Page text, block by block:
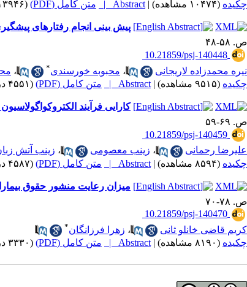
چکیده (۱۰۴۷۴ مشاهده) |
Abstract | متن کامل (PDF) (۱۳۹۴۶ دریافت)
پیش بینی انجام رفتارهای پیشگیری
ص. ۵۸-۴۸
‎ 10.21859/psj-140448
نیره محمدزاده لاریجانی
، محبوبه خورسندی* ،
چکیده (۹۵۱۵ مشاهده) |
Abstract | متن کامل (PDF) (۴۵۵۱ دریافت)
کارایی فرآیند
ص. ۶۹-۵۹
‎ 10.21859/psj-140459
علیرضا رحمانی
، زینب معصومی ، زینب آتش
چکیده (۸۵۹۴ مشاهده) |
Abstract | متن کامل (PDF) (۴۵۸۷ دریافت)
میزان رعایت منشور حقوق
ص. ۷۸-۷۰
‎ 10.21859/psj-140470
کریم قاضی خانلو ثانی
، زهرا فرزانگان*
چکیده (۸۱۹۰ مشاهده) |
Abstract | متن کامل (PDF) (۳۳۳۰ دریافت)